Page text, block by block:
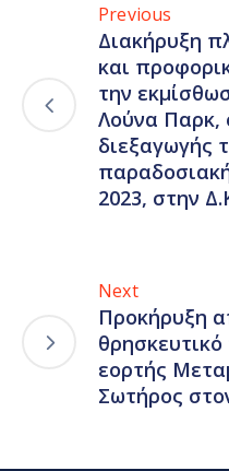
Previous
Διακήρυξη
και
την
Λούνα Παρκ,
διεξαγωγής
2023, στην
Next
Προκήρυξη
εορτής
Σωτήρος